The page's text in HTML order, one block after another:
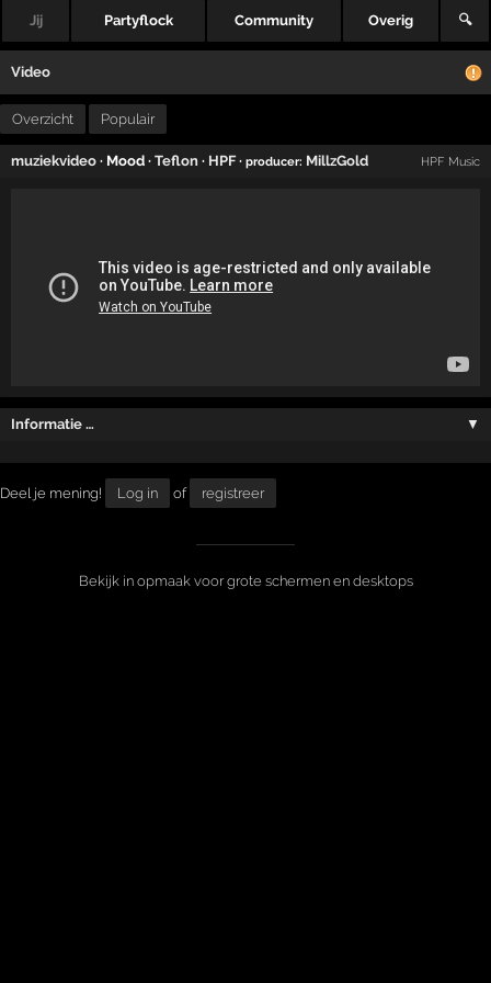
Jij Partyflock Community Overig 🔍
Video
Overzicht Populair
muziekvideo · Mood ·Teflon · HPF·producer: MillzGold HPF Music
Informatie … ▼
Deel je mening! Log in of registreer
Bekijk in opmaak voor grote schermen en desktops